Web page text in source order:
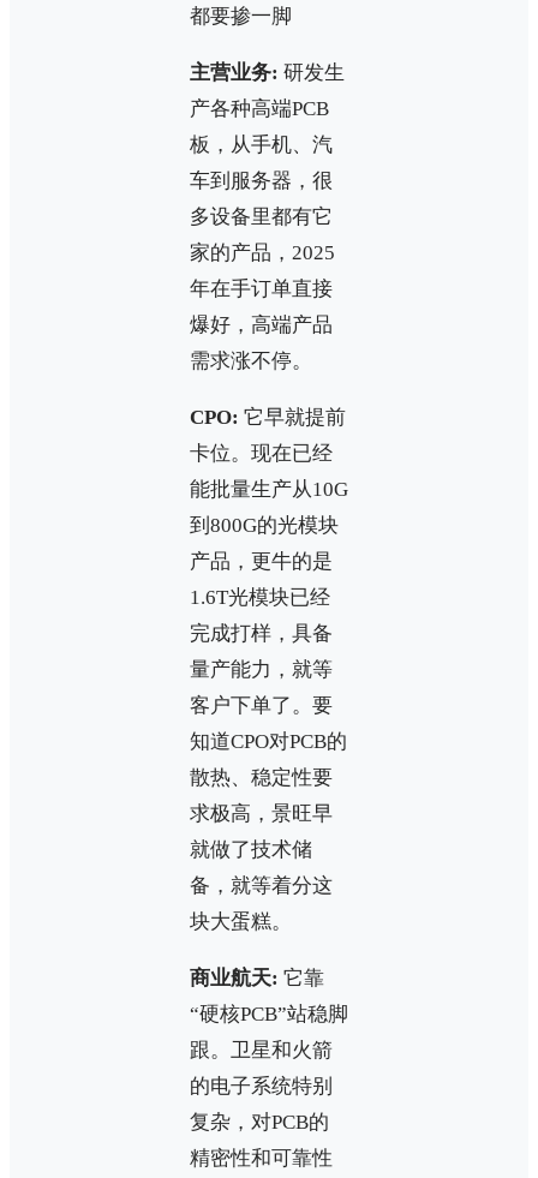
都要掺一脚
主营业务: 研发生
产各种高端PCB
板，从手机、汽
车到服务器，很
多设备里都有它
家的产品，2025
年在手订单直接
爆好，高端产品
需求涨不停。
CPO: 它早就提前
卡位。现在已经
能批量生产从10G
到800G的光模块
产品，更牛的是
1.6T光模块已经
完成打样，具备
量产能力，就等
客户下单了。要
知道CPO对PCB的
散热、稳定性要
求极高，景旺早
就做了技术储
备，就等着分这
块大蛋糕。
商业航天: 它靠
“硬核PCB”站稳脚
跟。卫星和火箭
的电子系统特别
复杂，对PCB的
精密性和可靠性